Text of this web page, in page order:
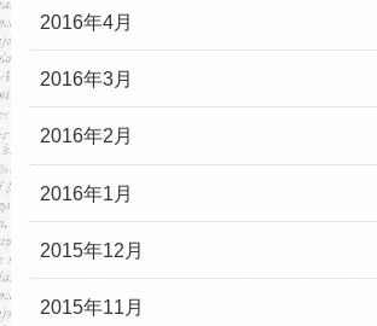
2016年4月
2016年3月
2016年2月
2016年1月
2015年12月
2015年11月